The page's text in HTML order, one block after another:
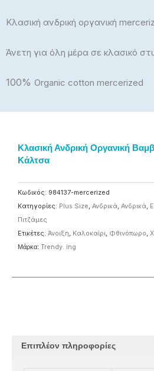
Κλασική ανδρική οργανική
Άνετη για όλη μέρα σε κλασικό
100% Organic cotton mercerized
Κλασική Ανδρική Οργανική
Κάλτσα
Κωδικός: 984137-mercerized
Κατηγορίες: Plus Size, Ανδρικά, Ανδρικά,
Πιτζάμες
Ετικέτες: Άνοιξη, Καλοκαίρι, Φθινόπωρο,
Μάρκα: Trendy. ing
Επιπλέον πληροφορίες